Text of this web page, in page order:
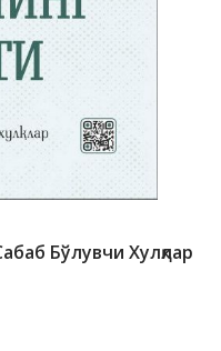
Бўлувчи Хулқлар